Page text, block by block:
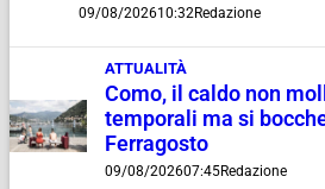
09/08/202610:32Redazione
ATTUALITÀ
Como, il caldo non
temporali ma si
Ferragosto
09/08/202607:45Redazione